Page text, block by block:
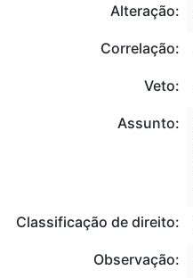
Alteração:
Correlação:
Veto:
Assunto:
Classificação de direito:
Observação: